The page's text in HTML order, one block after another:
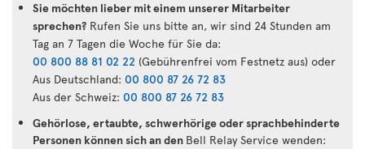
Sie möchten lieber mit einem unserer Mitarbeiter
sprechen? Rufen Sie uns bitte an, wir sind 24 Stunden am
Tag an 7 Tagen die Woche für Sie da:
00 800 88 81 02 22 (Gebührenfrei vom Festnetz aus) oder
Aus Deutschland: 00 800 87 26 72 83
Aus der Schweiz: 00 800 87 26 72 83
Gehörlose, ertaubte, schwerhörige oder sprachbehinderte
Personen können sich an den Bell Relay Service wenden: